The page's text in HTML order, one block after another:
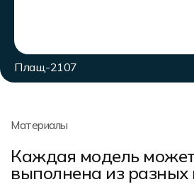
Плащ-2107
Материалы
Каждая модель
выполнена из